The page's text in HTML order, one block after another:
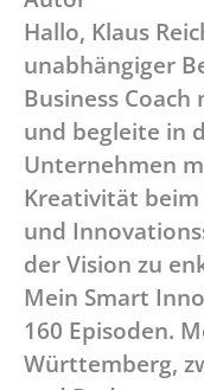
Hallo, Klaus
unabhängiger
Business
und begleite in
Unternehmen
Kreativität
und
der Vision zu
Mein Smart
160 Episoden.
Württemberg,